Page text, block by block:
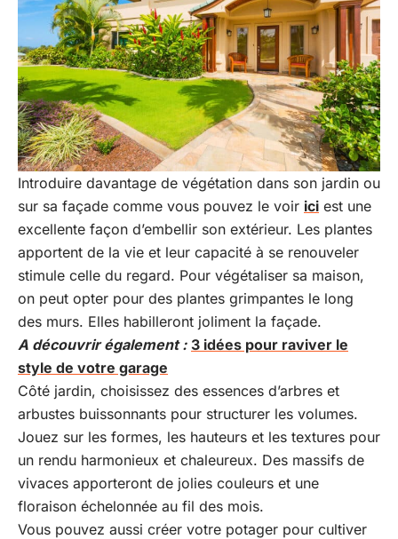
Introduire davantage de végétation dans son jardin ou
sur sa façade comme vous pouvez le voir ici est une
excellente façon d’embellir son extérieur. Les plantes
apportent de la vie et leur capacité à se renouveler
stimule celle du regard. Pour végétaliser sa maison,
on peut opter pour des plantes grimpantes le long
des murs. Elles habilleront joliment la façade.
A découvrir également : 3 idées pour raviver le
style de votre garage
Côté jardin, choisissez des essences d’arbres et
arbustes buissonnants pour structurer les volumes.
Jouez sur les formes, les hauteurs et les textures pour
un rendu harmonieux et chaleureux. Des massifs de
vivaces apporteront de jolies couleurs et une
floraison échelonnée au fil des mois.
Vous pouvez aussi créer votre potager pour cultiver